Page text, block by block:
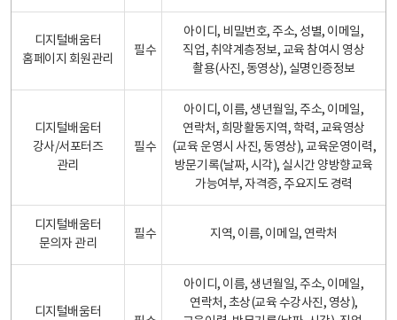
디지털배움터
홈페이지 회원관리
필수
아이디, 비밀번호, 주소, 성별, 이메일,
직업, 취약계층정보, 교육 참여시 영상
촬용(사진, 동영상), 실명인증정보
디지털배움터
강사/서포터즈
관리
필수
아이디, 이름, 생년월일, 주소, 이메일,
연락처, 희망활동지역, 학력, 교육영상
(교육 운영시 사진, 동영상), 교육운영이력,
방문기록(날짜, 시각), 실시간 양방향교육
가능여부, 자격증, 주요지도 경력
디지털배움터
문의자 관리
필수 지역, 이름, 이메일, 연락처
디지털배움터
아이디, 이름, 생년월일, 주소, 이메일,
연락처, 초상(교육 수강사진, 영상),